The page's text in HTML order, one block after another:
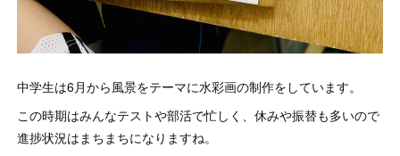
中学生は6月から風景をテーマに水彩画の制作をしています。
この時期はみんなテストや部活で忙しく、休みや振替も多いので
進捗状況はまちまちになりますね。